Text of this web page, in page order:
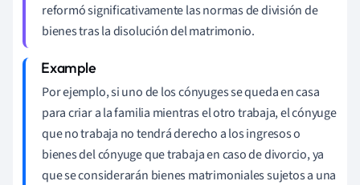
reformó significativamente las normas de división de
bienes tras la disolución del matrimonio.
Por ejemplo, si uno de los cónyuges se queda en casa
para criar a la familia mientras el otro trabaja, el cónyuge
que no trabaja no tendrá derecho a los ingresos o
bienes del cónyuge que trabaja en caso de divorcio, ya
que se considerarán bienes matrimoniales sujetos a una